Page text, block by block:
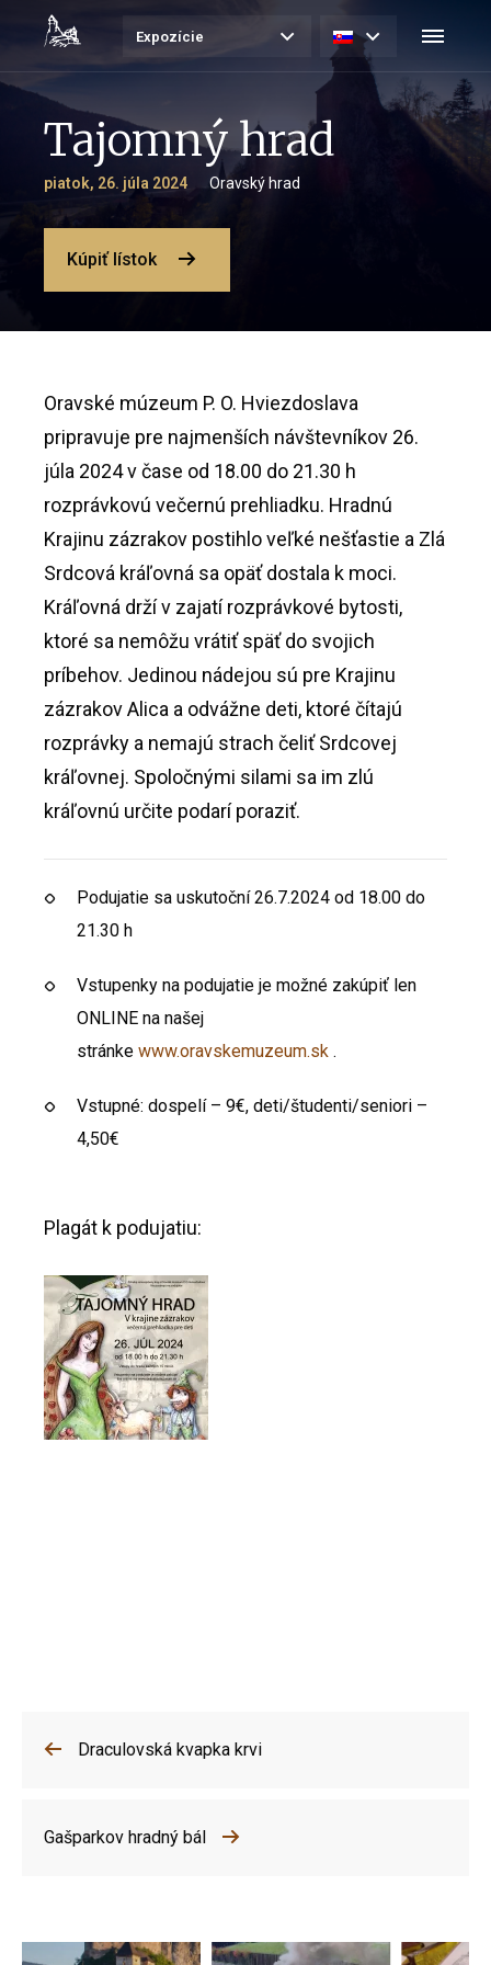
Expozície
Tajomný hrad
piatok, 26. júla 2024 Oravský hrad
Kúpiť lístok
Oravské múzeum P. O. Hviezdoslava
pripravuje pre najmenších návštevníkov 26.
júla 2024 v čase od 18.00 do 21.30 h
rozprávkovú večernú prehliadku. Hradnú
Krajinu zázrakov postihlo veľké nešťastie a Zlá
Srdcová kráľovná sa opäť dostala k moci.
Kráľovná drží v zajatí rozprávkové bytosti,
ktoré sa nemôžu vrátiť späť do svojich
príbehov. Jedinou nádejou sú pre Krajinu
zázrakov Alica a odvážne deti, ktoré čítajú
rozprávky a nemajú strach čeliť Srdcovej
kráľovnej. Spoločnými silami sa im zlú
kráľovnú určite podarí poraziť.
Podujatie sa uskutoční 26.7.2024 od 18.00 do
21.30 h
Vstupenky na podujatie je možné zakúpiť len
ONLINE na našej
stránke www.oravskemuzeum.sk .
Vstupné: dospelí – 9€, deti/študenti/seniori –
4,50€
Plagát k podujatiu:
Draculovská kvapka krvi
Gašparkov hradný bál